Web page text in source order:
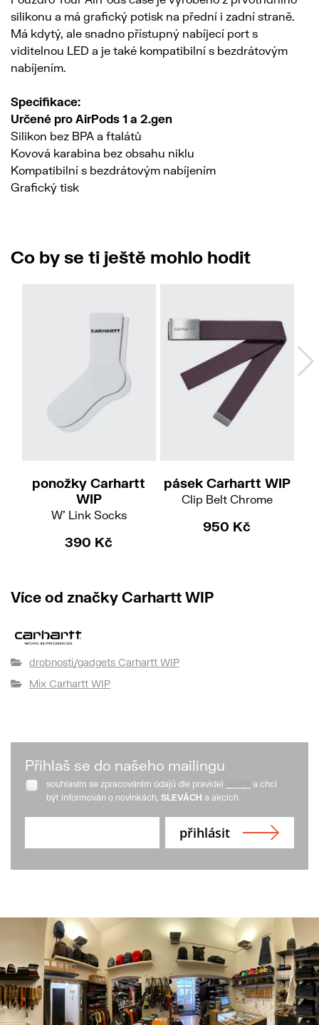
silikonu a má grafický potisk na přední i zadní straně.
Má kdytý, ale snadno přístupný nabíjecí port s
viditelnou LED a je také kompatibilní s bezdrátovým
nabíjením.
Specifikace:
Určené pro AirPods 1 a 2.gen
Silikon bez BPA a ftalátů
Kovová karabina bez obsahu niklu
Kompatibilní s bezdrátovým nabíjením
Grafický tisk
Co by se ti ještě mohlo hodit
ponožky Carhartt
WIP
W' Link Socks
390 Kč
pásek Carhartt WIP
Clip Belt Chrome
950 Kč
Více od značky Carhartt WIP
drobnosti/gadgets Carhartt WIP
Mix Carhartt WIP
Přihlaš se do našeho mailingu
souhlasím se zpracováním údajů dle pravidel
a chci
být informován o novinkách, SLEVÁCH a akcích